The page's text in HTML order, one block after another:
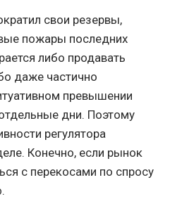
свои резервы,
пожары последних
либо продавать
даже частично
превышении
дни. Поэтому
регулятора
Конечно, если рынок
с перекосами по спросу